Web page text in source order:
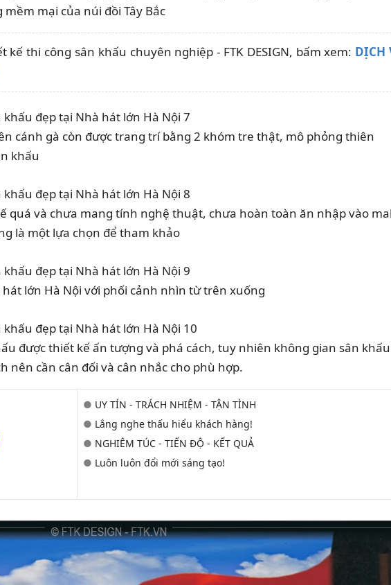
mại của núi đồi Tây Bắc
kế thi công sân khấu chuyên nghiệp - FTK DESIGN, bấm xem: DỊCH
cánh gà còn được trang trí bằng 2 khóm tre thật, mô phỏng thiên
khấu
quá và chưa mang tính nghệ thuật, chưa hoàn toàn ăn nhập vào
là một lựa chọn để tham khảo
lớn Hà Nội với phối cảnh nhìn từ trên xuống
được thiết kế ấn tượng và phá cách, tuy nhiên không gian sân khấu
nên cần cân đối và cân nhắc cho phù hợp.
● UY TÍN - TRÁCH NHIỆM - TẬN TÌNH
● Lắng nghe thấu hiểu khách hàng!
● NGHIÊM TÚC - TIẾN ĐỘ - KẾT QUẢ
● Luôn luôn đổi mới sáng tạo!